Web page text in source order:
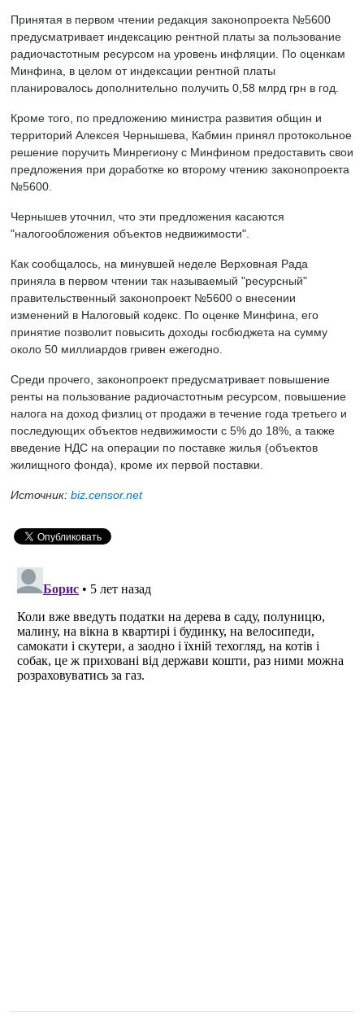
Принятая в первом чтении редакция законопроекта №5600
предусматривает индексацию рентной платы за пользование
радиочастотным ресурсом на уровень инфляции. По оценкам
Минфина, в целом от индексации рентной платы
планировалось дополнительно получить 0,58 млрд грн в год.
Кроме того, по предложению министра развития общин и
территорий Алексея Чернышева, Кабмин принял протокольное
решение поручить Минрегиону с Минфином предоставить свои
предложения при доработке ко второму чтению законопроекта
№5600.
Чернышев уточнил, что эти предложения касаются
"налогообложения объектов недвижимости".
Как сообщалось, на минувшей неделе Верховная Рада
приняла в первом чтении так называемый "ресурсный"
правительственный законопроект №5600 о внесении
изменений в Налоговый кодекс. По оценке Минфина, его
принятие позволит повысить доходы госбюджета на сумму
около 50 миллиардов гривен ежегодно.
Среди прочего, законопроект предусматривает повышение
ренты на пользование радиочастотным ресурсом, повышение
налога на доход физлиц от продажи в течение года третьего и
последующих объектов недвижимости с 5% до 18%, а также
введение НДС на операции по поставке жилья (объектов
жилищного фонда), кроме их первой поставки.
Источник: biz.censor.net